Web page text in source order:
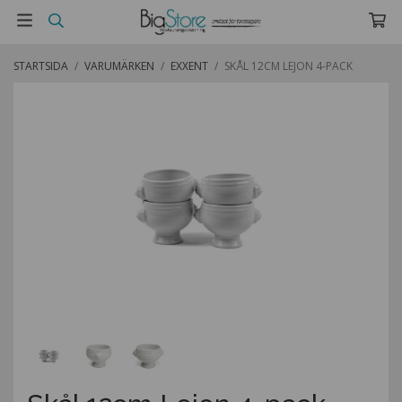
STARTSIDA / VARUMÄRKEN / EXXENT / SKÅL 12CM LEJON 4-PACK